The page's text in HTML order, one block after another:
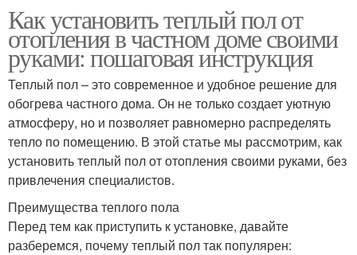
Как установить теплый пол от
отопления в частном доме своими
руками: пошаговая инструкция
Теплый пол – это современное и удобное решение для
обогрева частного дома. Он не только создает уютную
атмосферу, но и позволяет равномерно распределять
тепло по помещению. В этой статье мы рассмотрим, как
установить теплый пол от отопления своими руками, без
привлечения специалистов.
Преимущества теплого пола
Перед тем как приступить к установке, давайте
разберемся, почему теплый пол так популярен: